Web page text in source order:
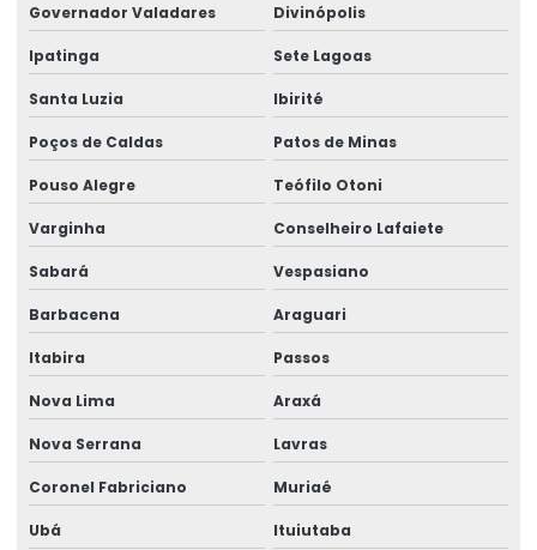
Manutenção preventiva de talha elétrica em am
Manutenção preventiva de talha elétrica em mg
Manutenção preventiva de talha elétrica em pr
Manutenção preventiva de talha elétrica em rs
Manutenção preventiva de talha elétrica em sc
Manutenção preventiva de talha elétrica em sp
Manutenção preventiva em talhas elétricas
Montagem de caminho de rolamento
Montagem De Equipamentos De Elevação
Montagem De Pontes Rolantes Seguras
Governador Valadares Divinópolis
Ipatinga Sete Lagoas
Santa Luzia Ibirité
Poços de Caldas Patos de Minas
Pouso Alegre Teófilo Otoni
Varginha Conselheiro Lafaiete
Sabará Vespasiano
Barbacena Araguari
Itabira Passos
Nova Lima Araxá
Nova Serrana Lavras
Coronel Fabriciano Muriaé
Ubá Ituiutaba